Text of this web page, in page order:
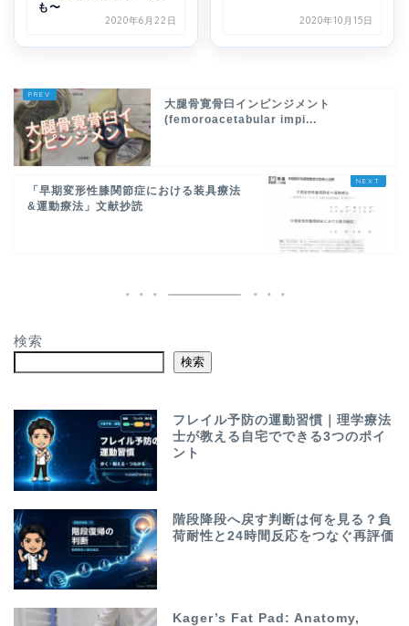
も〜
2020年6月22日 2020年10月15日
大腿骨寛骨臼インピンジメント
(femoroacetabular impi...
「早期変形性膝関節症における装具療法
&運動療法」文献抄読
検索
検索
フレイル予防の運動習慣｜理学療法
士が教える自宅でできる3つのポイ
ント
階段降段へ戻す判断は何を見る？負
荷耐性と24時間反応をつなぐ再評価
Kager’s Fat Pad: Anatomy,